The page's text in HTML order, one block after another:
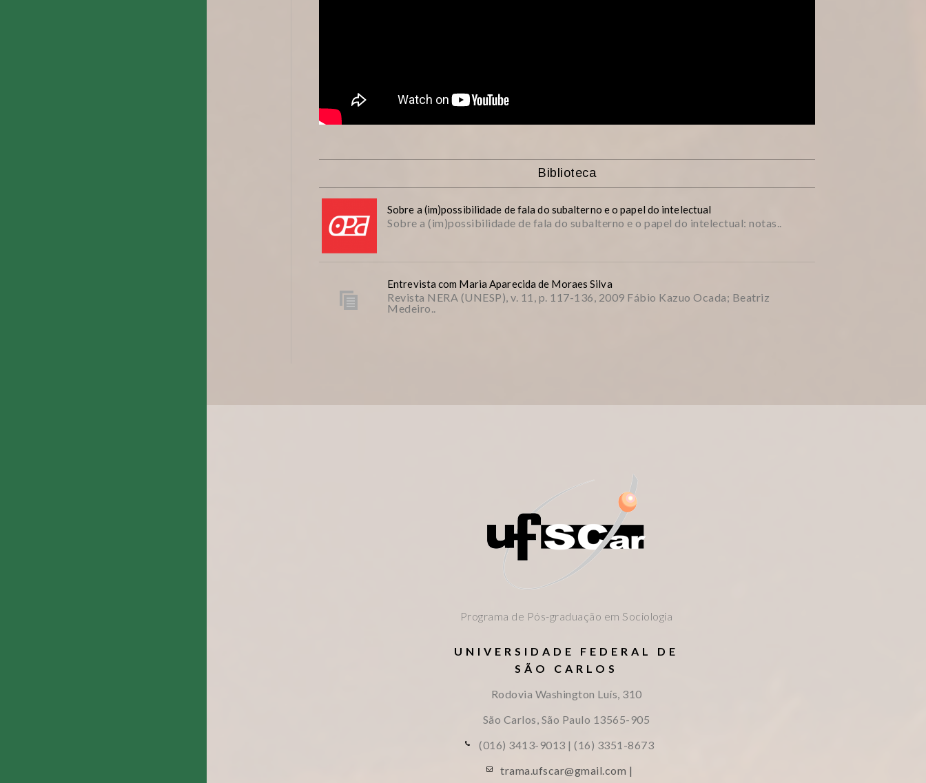
Biblioteca
Sobre a (im)possibilidade de fala do subalterno e o papel do intelectual
Sobre a (im)possibilidade de fala do subalterno e o papel do intelectual: notas..
Entrevista com Maria Aparecida de Moraes Silva
Revista NERA (UNESP), v. 11, p. 117-136, 2009 Fábio Kazuo Ocada; Beatriz
Medeiro..
Programa de Pós-graduação em Sociologia
UNIVERSIDADE FEDERAL DE
SÃO CARLOS
Rodovia Washington Luís, 310
São Carlos, São Paulo 13565-905
(016) 3413-9013 | (16) 3351-8673
trama.ufscar@gmail.com |